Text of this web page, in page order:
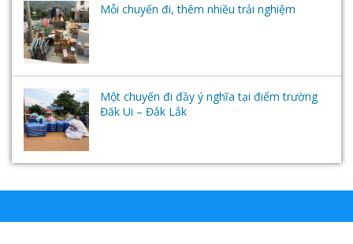
Mỗi chuyến đi, thêm nhiều trải nghiệm
Một chuyến đi đầy ý nghĩa tại điểm trường
Đăk Ui – Đắk Lắk